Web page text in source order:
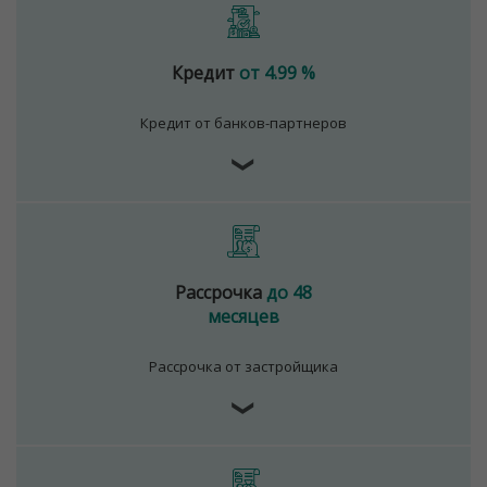
Кредит от 4.99 %
Кредит от банков-партнеров
❯
Рассрочкадо 48
месяцев
Рассрочка от застройщика
❯